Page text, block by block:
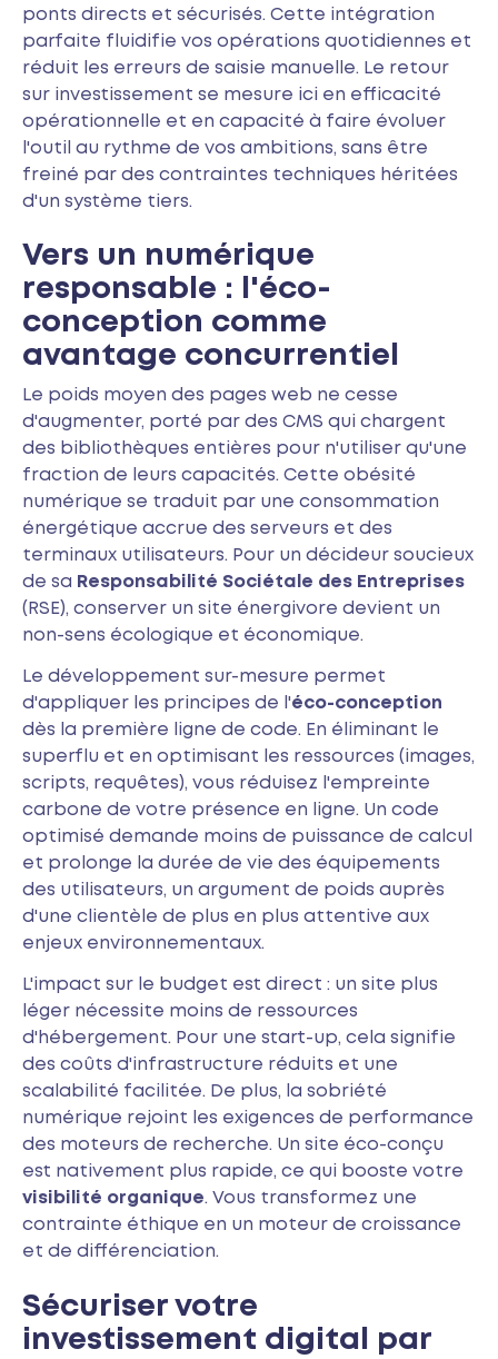
ponts directs et sécurisés. Cette intégration
parfaite fluidifie vos opérations quotidiennes et
réduit les erreurs de saisie manuelle. Le retour
sur investissement se mesure ici en efficacité
opérationnelle et en capacité à faire évoluer
l'outil au rythme de vos ambitions, sans être
freiné par des contraintes techniques héritées
d'un système tiers.
Vers un numérique
responsable : l'éco-
conception comme
avantage concurrentiel
Le poids moyen des pages web ne cesse
d'augmenter, porté par des CMS qui chargent
des bibliothèques entières pour n'utiliser qu'une
fraction de leurs capacités. Cette obésité
numérique se traduit par une consommation
énergétique accrue des serveurs et des
terminaux utilisateurs. Pour un décideur soucieux
de sa Responsabilité Sociétale des Entreprises
(RSE), conserver un site énergivore devient un
non-sens écologique et économique.
Le développement sur-mesure permet
d'appliquer les principes de l'éco-conception
dès la première ligne de code. En éliminant le
superflu et en optimisant les ressources (images,
scripts, requêtes), vous réduisez l'empreinte
carbone de votre présence en ligne. Un code
optimisé demande moins de puissance de calcul
et prolonge la durée de vie des équipements
des utilisateurs, un argument de poids auprès
d'une clientèle de plus en plus attentive aux
enjeux environnementaux.
L'impact sur le budget est direct : un site plus
léger nécessite moins de ressources
d'hébergement. Pour une start-up, cela signifie
des coûts d'infrastructure réduits et une
scalabilité facilitée. De plus, la sobriété
numérique rejoint les exigences de performance
des moteurs de recherche. Un site éco-conçu
est nativement plus rapide, ce qui booste votre
visibilité organique. Vous transformez une
contrainte éthique en un moteur de croissance
et de différenciation.
Sécuriser votre
investissement digital par